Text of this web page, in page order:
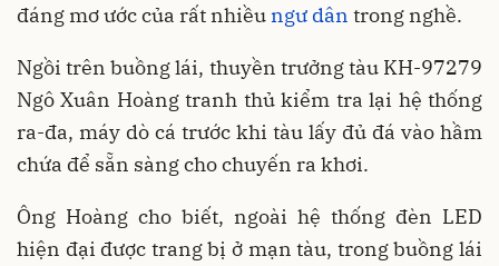
đáng mơ ước của rất nhiềungư dân trong nghề.
Ngồi trên buồng lái, thuyền trưởng tàu KH-97279
Ngô Xuân Hoàng tranh thủ kiểm tra lại hệ thống
ra-đa, máy dò cá trước khi tàu lấy đủ đá vào hầm
chứa để sẵn sàng cho chuyến ra khơi.
Ông Hoàng cho biết, ngoài hệ thống đèn LED
hiện đại được trang bị ở mạn tàu, trong buồng lái